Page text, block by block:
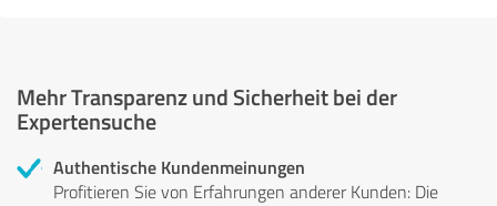
Mehr Transparenz und Sicherheit bei der
Expertensuche
Authentische Kundenmeinungen
Profitieren Sie von Erfahrungen anderer Kunden: Die